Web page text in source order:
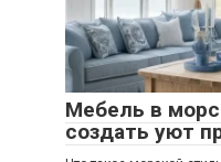
Мебель в
создать уют